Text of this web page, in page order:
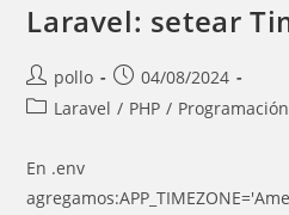
Laravel: setear
Autor
de
pollo
Entrada
publicada:
04/08/2024
Categoría
la
entrada:
Laravel / PHP / Programación
En .env